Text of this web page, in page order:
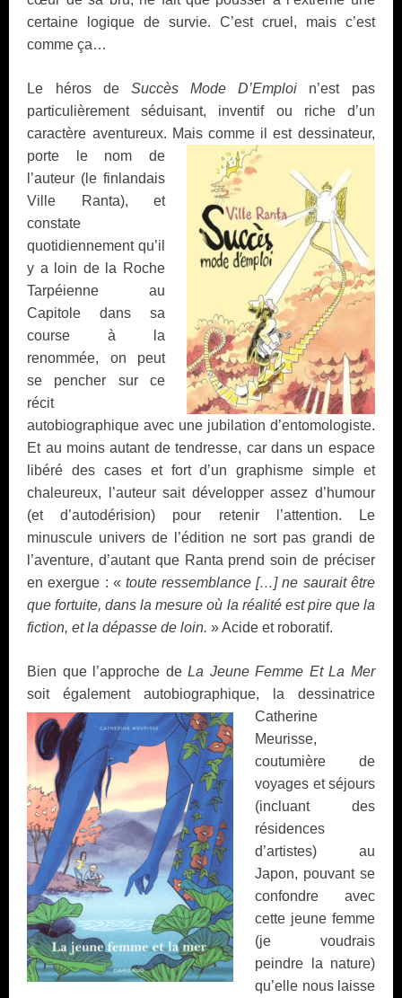
certaine logique de survie. C’est cruel, mais c’est
comme ça…
Le héros de Succès Mode D’Emploi n’est pas
particulièrement séduisant, inventif ou riche d’un
caractère aventureux. Mais comme il est dessinateur,
porte le nom de
l’auteur (le finlandais
Ville Ranta), et
constate
quotidiennement qu’il
y a loin de la Roche
Tarpéienne au
Capitole dans sa
course à la
renommée, on peut
se pencher sur ce
récit
autobiographique avec une jubilation d’entomologiste.
Et au moins autant de tendresse, car dans un espace
libéré des cases et fort d’un graphisme simple et
chaleureux, l’auteur sait développer assez d’humour
(et d’autodérision) pour retenir l’attention. Le
minuscule univers de l’édition ne sort pas grandi de
l’aventure, d’autant que Ranta prend soin de préciser
en exergue : « toute ressemblance […] ne saurait être
que fortuite, dans la mesure où la réalité est pire que la
fiction, et la dépasse de loin. » Acide et roboratif.
Bien que l’approche deLa Jeune Femme Et La Mer
soit également autobiographique,
la dessinatrice
Catherine
Meurisse,
coutumière de
voyages et séjours
(incluant des
résidences
d’artistes) au
Japon, pouvant se
confondre avec
cette jeune femme
(je voudrais
peindre la nature)
qu’elle nous laisse